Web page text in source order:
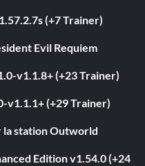
(+7 Trainer)
Evil Requiem
v1.1.8+ (+23 Trainer)
v1.1.1+ (+29 Trainer)
la station Outworld
Edition v1.54.0 (+24